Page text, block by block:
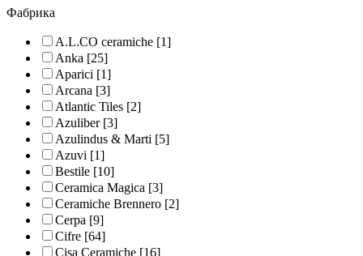
Фабрика
A.L.CO ceramiche [1]
Anka [25]
Aparici [1]
Arcana [3]
Atlantic Tiles [2]
Azuliber[3]
Azulindus & Marti [5]
Azuvi [1]
Bestile [10]
Ceramica Magica [3]
Ceramiche Brennero [2]
Cerpa [9]
Cifre [64]
Cisa Ceramiche [16]